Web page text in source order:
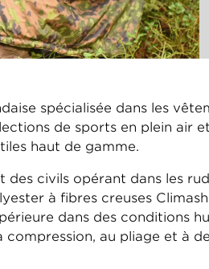
spécialisée dans les
de sports en plein air
haut de gamme.
civils opérant dans les
à fibres creuses
dans des conditions
au pliage et à